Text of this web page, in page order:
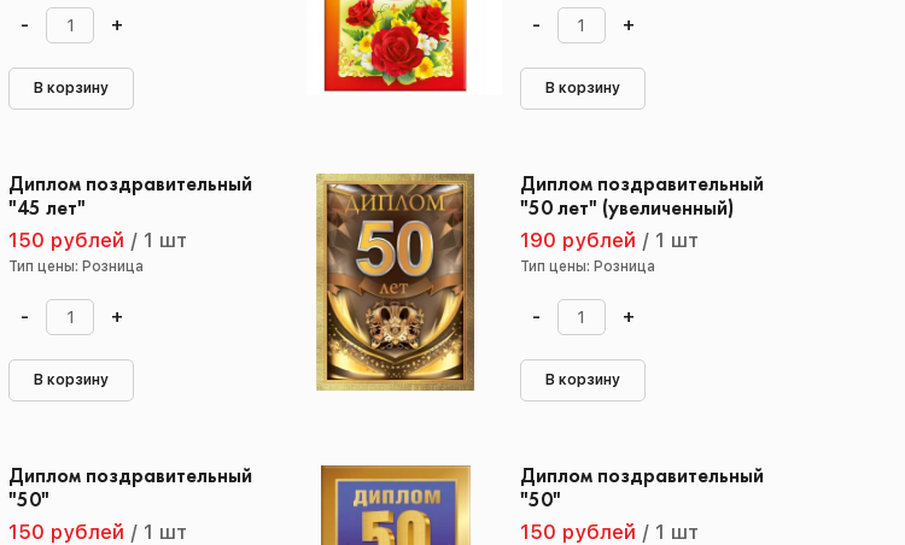
- +
В корзину
- +
В корзину
Диплом поздравительный
"45 лет"
150 рублей / 1 шт
Тип цены: Розница
- +
В корзину
Диплом поздравительный
"50 лет" (увеличенный)
190 рублей / 1 шт
Тип цены: Розница
- +
В корзину
Диплом поздравительный
"50"
150 рублей / 1 шт
Диплом поздравительный
"50"
150 рублей / 1 шт